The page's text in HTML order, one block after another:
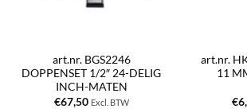
art.nr. BGS2246
DOPPENSET 1/2″ 24-DELIG
INCH-MATEN
€67,50 Excl. BTW
art.nr.
11
€